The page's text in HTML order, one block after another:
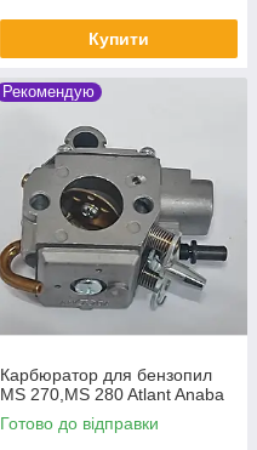
Купити
Рекомендую
Карбюратор для бензопил
MS 270,MS 280 Atlant Anaba
Готово до відправки